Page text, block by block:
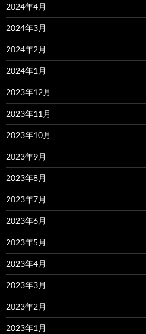
2024年4月
2024年3月
2024年2月
2024年1月
2023年12月
2023年11月
2023年10月
2023年9月
2023年8月
2023年7月
2023年6月
2023年5月
2023年4月
2023年3月
2023年2月
2023年1月